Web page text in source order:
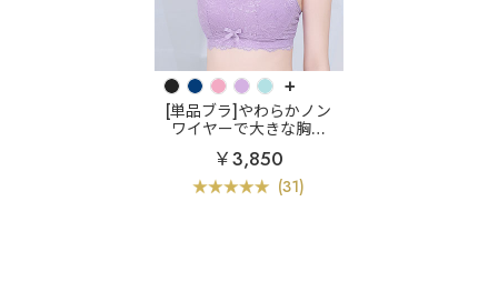
+
[単品ブラ]やわらかノン
ワイヤーで大きな胸も
「垂れ見えしない」
さく見せる ノンワイヤー
単品ブラジャー (グラマ
ーサイズ)
￥3,850
(31)